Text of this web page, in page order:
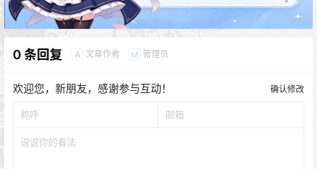
0 条回复 A 文章作者 M 管理员
欢迎您，新朋友，感谢参与互动！ 确认修改